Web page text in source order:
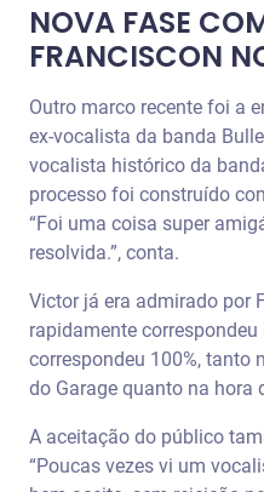
NOVA FASE
FRANCISCON
Outro marco recente foi a
ex-vocalista da banda
vocalista histórico da
processo foi construído
“Foi uma coisa super
resolvida.”, conta.
Victor já era admirado por
rapidamente correspondeu
correspondeu 100%, tanto
do Garage quanto na hora
A aceitação do público
“Poucas vezes vi um